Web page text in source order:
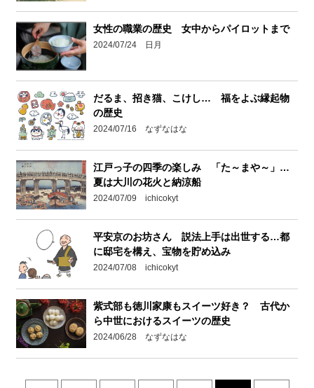
女性の職業の歴史 女中からパイロットまで
2024/07/24 日月
だるま、招き猫、こけし… 福をよぶ縁起物
の歴史
2024/07/16 なずなはな
江戸っ子の四季の楽しみ 「た～まや～」…
夏は大川の花火と納涼船
2024/07/09 ichicokyt
平安京のお坊さん 説法上手は出世する…都
に邸宅を構え、宝物を貯め込み
2024/07/08 ichicokyt
紫式部も徳川家康もスイーツ好き？ 古代か
ら中世におけるスイーツの歴史
2024/06/28 なずなはな